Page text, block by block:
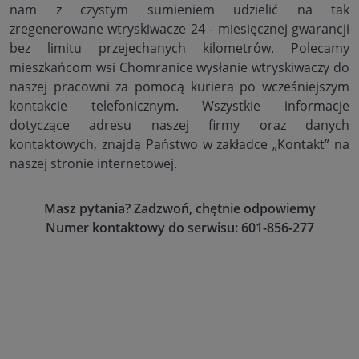
nam z czystym sumieniem udzielić na tak
zregenerowane wtryskiwacze 24 - miesięcznej gwarancji
bez limitu przejechanych kilometrów. Polecamy
mieszkańcom wsi Chomranice wysłanie wtryskiwaczy do
naszej pracowni za pomocą kuriera po wcześniejszym
kontakcie telefonicznym. Wszystkie informacje
dotyczące adresu naszej firmy oraz danych
kontaktowych, znajdą Państwo w zakładce „Kontakt” na
naszej stronie internetowej.
Masz pytania? Zadzwoń, chętnie odpowiemy
Numer kontaktowy do serwisu: 601-856-277